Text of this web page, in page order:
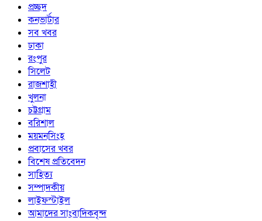
প্রচ্ছদ
কনভার্টার
সব খবর
ঢাকা
রংপুর
সিলেট
রাজশাহী
খুলনা
চট্টগ্রাম
বরিশাল
ময়মনসিংহ
প্রবাসের খবর
বিশেষ প্রতিবেদন
সাহিত্য
সম্পাদকীয়
লাইফস্টাইল
আমাদের সাংবাদিকবৃন্দ